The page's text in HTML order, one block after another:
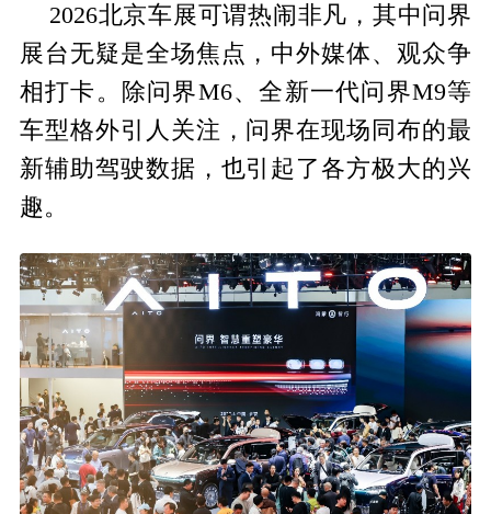
2026北京车展可谓热闹非凡，其中问界
展台无疑是全场焦点，中外媒体、观众争
相打卡。除问界M6、全新一代问界M9等
车型格外引人关注，问界在现场同布的最
新辅助驾驶数据，也引起了各方极大的兴
趣。